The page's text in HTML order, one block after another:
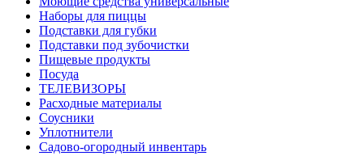
Наборы для пиццы
Подставки для губки
Подставки под зубочистки
Пищевые продукты
Посуда
ТЕЛЕВИЗОРЫ
Расходные материалы
Соусники
Уплотнители
Садово-огородный инвентарь